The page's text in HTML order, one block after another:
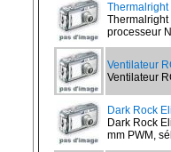
Thermalright
processeur
Ventilateur
Ventilateur
Dark Rock
Dark Rock
mm PWM,